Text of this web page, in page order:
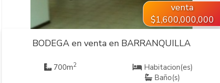
venta
$1,600,000,000
BODEGA en venta en BARRANQUILLA
700m2
Habitacion(es)
Baño(s)